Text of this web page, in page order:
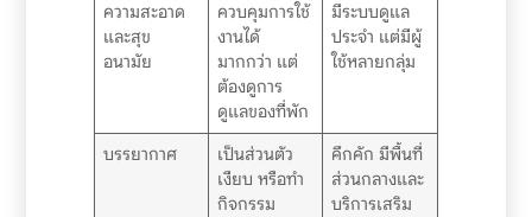
ความสะอาด
และสุข
อนามัย
ควบคุมการใช้
งานได้
มากกว่า แต่
ต้องดูการ
ดูแลของที่พัก
มีระบบดูแล
ประจำ แต่มีผู้
ใช้หลายกลุ่ม
บรรยากาศ
เป็นส่วนตัว
เงียบ หรือทำ
กิจกรรม
คึกคัก มีพื้นที่
ส่วนกลางและ
บริการเสริม